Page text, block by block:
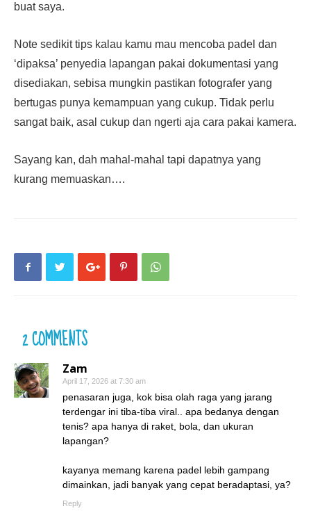
buat saya.
Note sedikit tips kalau kamu mau mencoba padel dan
‘dipaksa’ penyedia lapangan pakai dokumentasi yang
disediakan, sebisa mungkin pastikan fotografer yang
bertugas punya kemampuan yang cukup. Tidak perlu
sangat baik, asal cukup dan ngerti aja cara pakai kamera.
Sayang kan, dah mahal-mahal tapi dapatnya yang
kurang memuaskan….
2 COMMENTS
Zam
April 17, 2026 at 7:30 am
penasaran juga, kok bisa olah raga yang jarang
terdengar ini tiba-tiba viral.. apa bedanya dengan
tenis? apa hanya di raket, bola, dan ukuran
lapangan?
kayanya memang karena padel lebih gampang
dimainkan, jadi banyak yang cepat beradaptasi, ya?
Reply